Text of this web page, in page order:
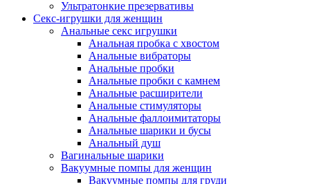
Ультратонкие презервативы
Секс-игрушки для женщин
Анальные секс игрушки
Анальная пробка с хвостом
Анальные вибраторы
Анальные пробки
Анальные пробки с камнем
Анальные расширители
Анальные стимуляторы
Анальные фаллоимитаторы
Анальные шарики и бусы
Анальный душ
Вагинальные шарики
Вакуумные помпы для женщин
Вакуумные помпы для груди